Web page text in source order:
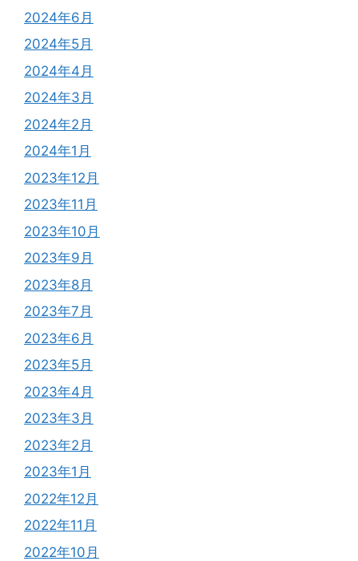
2024年6月
2024年5月
2024年4月
2024年3月
2024年2月
2024年1月
2023年12月
2023年11月
2023年10月
2023年9月
2023年8月
2023年7月
2023年6月
2023年5月
2023年4月
2023年3月
2023年2月
2023年1月
2022年12月
2022年11月
2022年10月